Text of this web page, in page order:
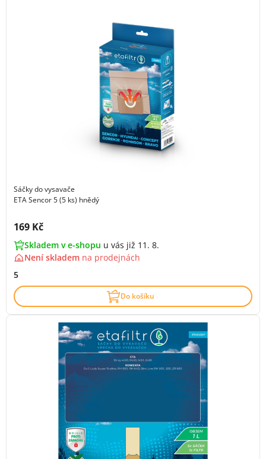
Sáčky do vysavače
ETA Sencor 5 (5 ks) hnědý
Cena s DPH:
169 Kč
Skladem v e-shopu u vás již 11. 8.
Není skladem na prodejnách
5
Do košíku